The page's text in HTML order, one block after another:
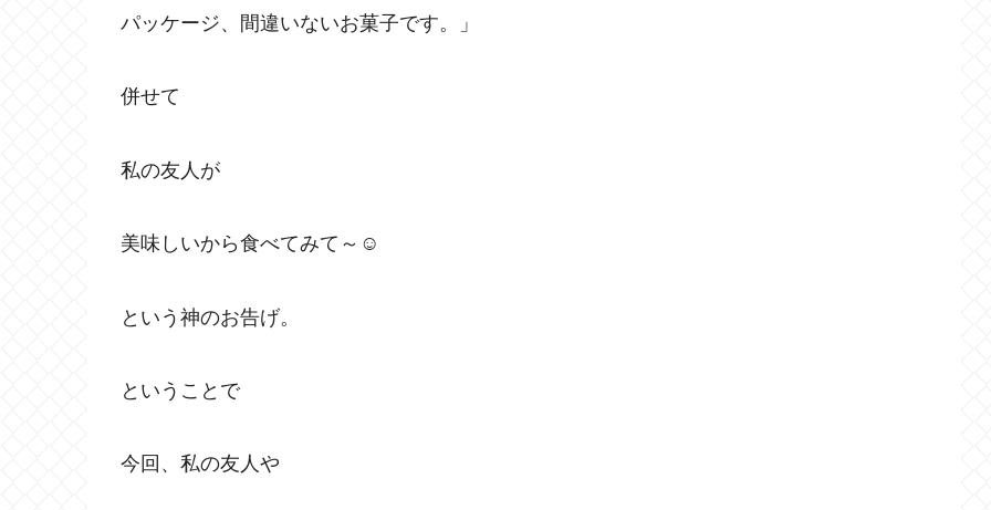
パッケージ、間違いないお菓子です。」
併せて
私の友人が
美味しいから食べてみて～☺
という神のお告げ。
ということで
今回、私の友人や